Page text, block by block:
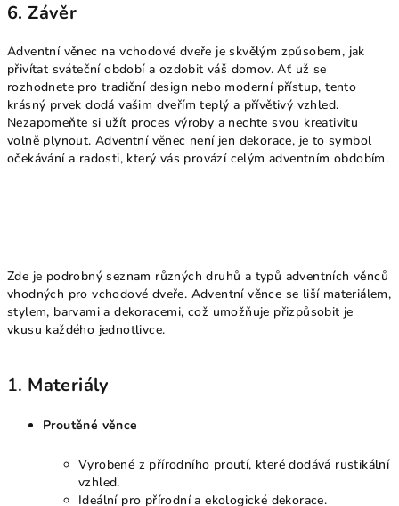
6.Závěr
Adventní věnec na vchodové dveře je skvělým způsobem, jak
přivítat sváteční období a ozdobit váš domov. Ať už se
rozhodnete pro tradiční design nebo moderní přístup, tento
krásný prvek dodá vašim dveřím teplý a přívětivý vzhled.
Nezapomeňte si užít proces výroby a nechte svou kreativitu
volně plynout. Adventní věnec není jen dekorace, je to symbol
očekávání a radosti, který vás provází celým adventním obdobím.
Zde je podrobný seznam různých druhů a typů adventních věnců
vhodných pro vchodové dveře. Adventní věnce se liší materiálem,
stylem, barvami a dekoracemi, což umožňuje přizpůsobit je
vkusu každého jednotlivce.
1. Materiály
Proutěné věnce
Vyrobené z přírodního proutí, které dodává rustikální
vzhled.
Ideální pro přírodní a ekologické dekorace.